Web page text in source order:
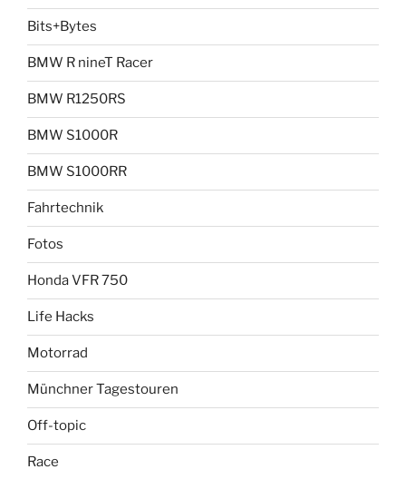
Bits+Bytes
BMW R nineT Racer
BMW R1250RS
BMW S1000R
BMW S1000RR
Fahrtechnik
Fotos
Honda VFR 750
Life Hacks
Motorrad
Münchner Tagestouren
Off-topic
Race